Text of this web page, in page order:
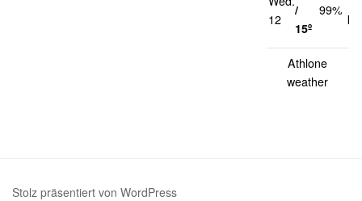
12
/
15º
99%
Athlone
weather
Stolz präsentiert von WordPress